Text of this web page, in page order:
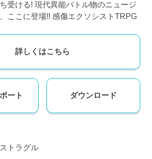
受ける! 現代異能バトル物のニュージ
ここに登場!! 感傷エクソシストTRPG
詳しくはこちら
ート ダウンロード